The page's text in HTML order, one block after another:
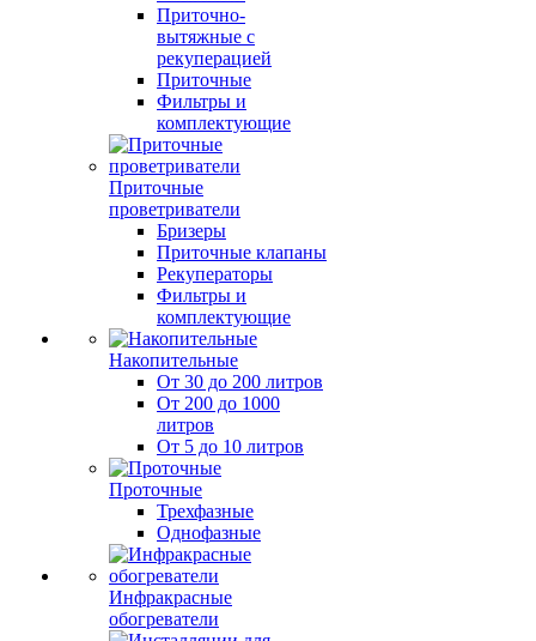
Приточно-
вытяжные с
рекуперацией
Приточные
Фильтры и
комплектующие
Приточные
проветриватели
Бризеры
Приточные клапаны
Рекуператоры
Фильтры и
комплектующие
Накопительные
От 30 до 200 литров
От 200 до 1000
литров
От 5 до 10 литров
Проточные
Трехфазные
Однофазные
Инфракрасные
обогреватели